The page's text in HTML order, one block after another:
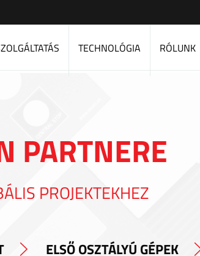
TECHNOLÓGIA RÓLUNK
PARTNERE
PROJEKTEKHEZ
ELSŐ OSZTÁLYÚ GÉPEK